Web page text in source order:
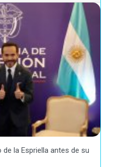
la Espriella antes de su